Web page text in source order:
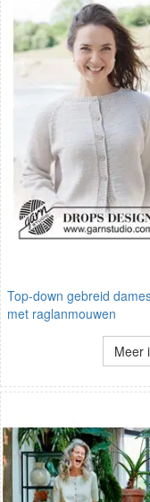
Top-down gebreid
met raglanmouwen
Meer